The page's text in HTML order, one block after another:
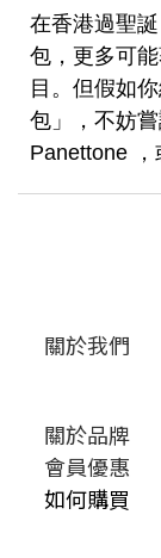
在香港過聖
包，更多可
目。但假如
包」，不妨
Panettone ，
關於我們
關於品牌
會員優惠
如何購買